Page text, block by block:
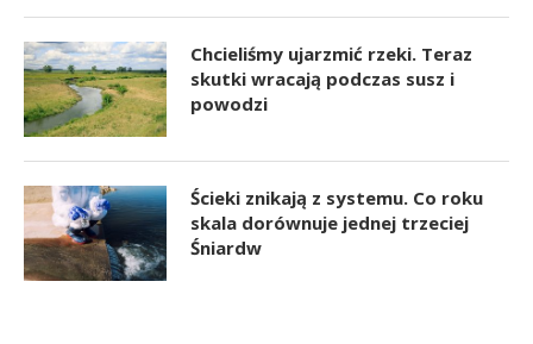
Chcieliśmy ujarzmić rzeki. Teraz
skutki wracają podczas susz i
powodzi
Ścieki znikają z systemu. Co roku
skala dorównuje jednej trzeciej
Śniardw